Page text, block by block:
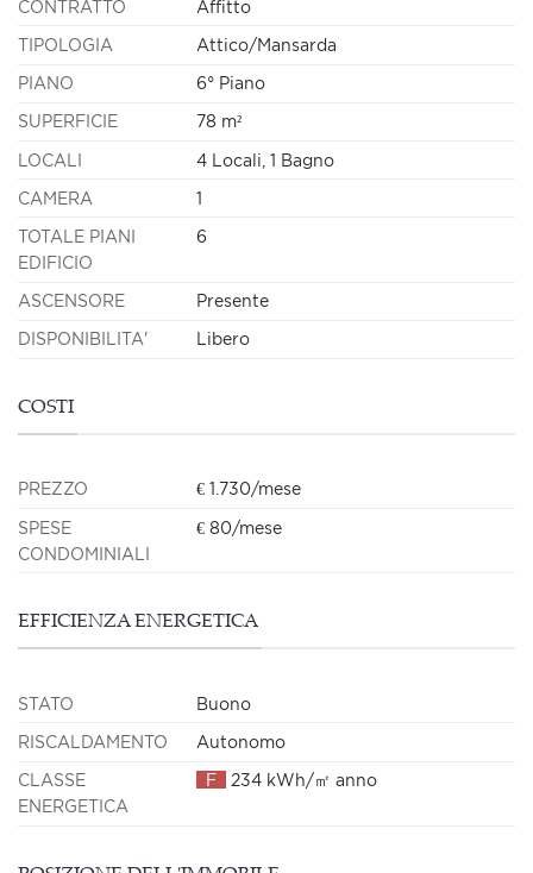
CONTRATTO Affitto
TIPOLOGIA Attico/Mansarda
PIANO 6° Piano
SUPERFICIE 78 m²
LOCALI 4 Locali, 1 Bagno
CAMERA 1
TOTALE PIANI
EDIFICIO
6
ASCENSORE Presente
DISPONIBILITA' Libero
COSTI
PREZZO € 1.730/mese
SPESE
CONDOMINIALI
€ 80/mese
EFFICIENZA ENERGETICA
STATO Buono
RISCALDAMENTO Autonomo
CLASSE
ENERGETICA
F 234 kWh/㎡ anno